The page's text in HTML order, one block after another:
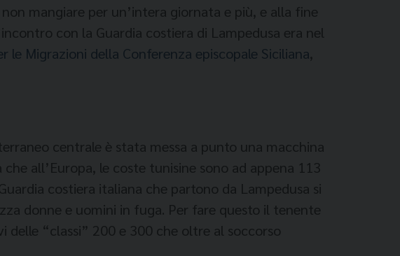
mangiare per un’intera giornata e più, e alla fine
con la Guardia costiera di Lampedusa era nel
Migrazioni della Conferenza episcopale Siciliana,
centrale è stata messa a punto una macchina
all’Europa, le coste tunisine sono ad appena 113
costiera italiana che partono da Lampedusa si
donne e uomini in fuga. Per fare questo il tenente
delle “classi” 200 e 300 che oltre al soccorso